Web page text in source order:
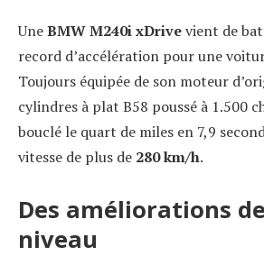
UneBMW M240i xDrivevient de
record d’accélération pour une
Toujours équipée de son moteur
cylindres à plat B58 poussé à 1.500
bouclé le quart de miles en 7,9
vitesse de plus de 280 km/h.
Des améliorations
niveau